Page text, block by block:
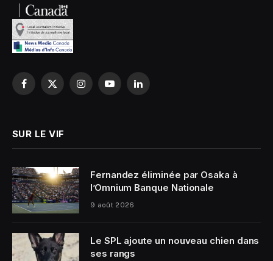
Facebook
X
InstagramYouTubeLinkedIn
SUR LE VIF
Fernandez éliminée par Osaka à
l’Omnium Banque Nationale
9 août 2026
Le SPL ajoute un nouveau chien dans
ses rangs